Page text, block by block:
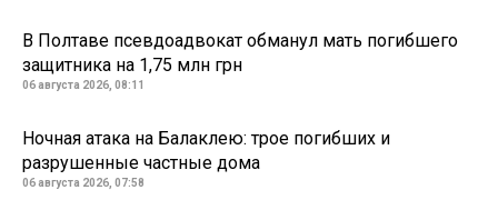
В Полтаве псевдоадвокат обманул мать погибшего
защитника на 1,75 млн грн
06 августа 2026, 08:11
Ночная атака на Балаклею: трое погибших и
разрушенные частные дома
06 августа 2026, 07:58